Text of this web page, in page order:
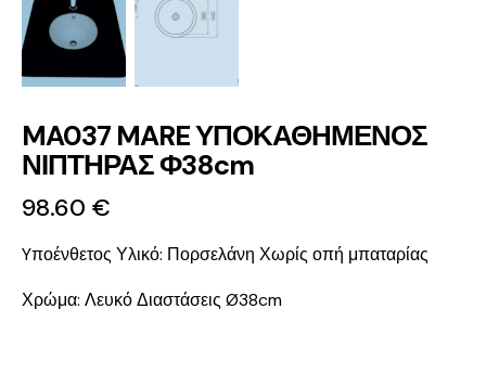
MA037 MARE ΥΠΟΚΑΘΗΜΕΝΟΣ
ΝΙΠΤΗΡΑΣ Φ38cm
98.60 €
Yποένθετος Υλικό: Πορσελάνη Χωρίς οπή μπαταρίας
Χρώμα: ΛευκόΔιαστάσεις Ø38cm